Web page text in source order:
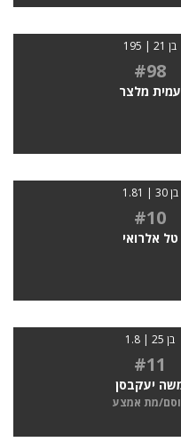
בן 21 | 195
#98
עמית מלצר
בן 30 | 1.81
#10
טל אלרואי
בן 25 | 1.8
#11
יעקבסן
מת אמצע